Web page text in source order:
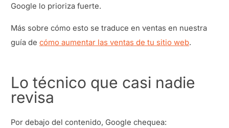
Google lo prioriza fuerte.
Más sobre cómo esto se traduce en ventas en nuestra
guía de cómo aumentar las ventas de tu sitio web.
Lo técnico que casi nadie
revisa
Por debajo del contenido, Google chequea: